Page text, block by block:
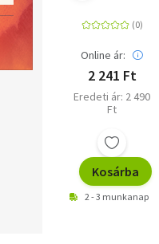
Online ár:
2 241 Ft
Eredeti ár: 2 490
Ft
Kosárba
2 - 3 munkanap